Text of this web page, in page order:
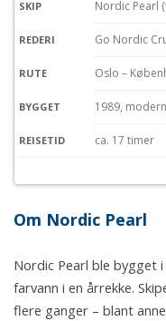
SKIP Nordic Pearl
REDERI Go Nordic
RUTE Oslo –
BYGGET 1989,
REISETID ca. 17 timer
Om Nordic Pearl
Nordic Pearl ble bygget
farvann i en årrekke.
flere ganger – blant